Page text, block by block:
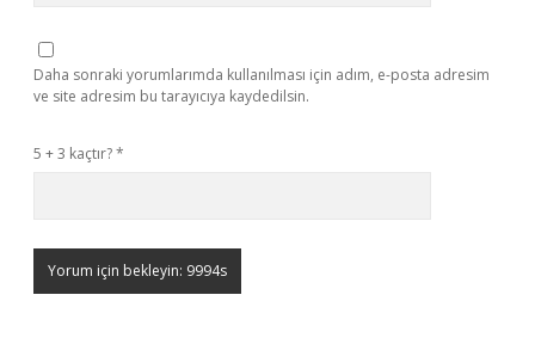
Daha sonraki yorumlarımda kullanılması için adım, e-posta adresim
ve site adresim bu tarayıcıya kaydedilsin.
5 + 3 kaçtır?*